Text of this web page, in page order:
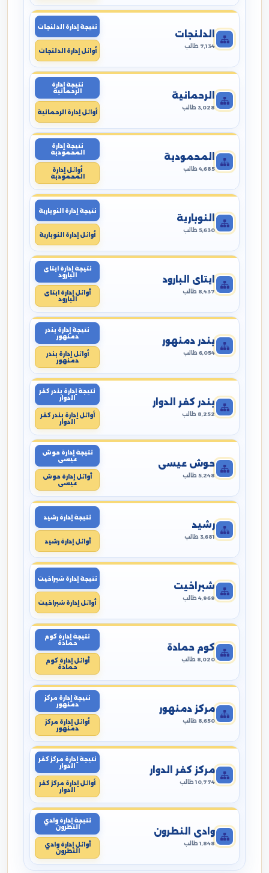
الدلنجات
7,134 طالب
نتيجة إدارة الدلنجات
أوائل إدارة الدلنجات
الرحمانية
3,028 طالب
نتيجة إدارة
الرحمانية
أوائل إدارة الرحمانية
المحمودية
4,685 طالب
نتيجة إدارة
المحمودية
أوائل إدارة
المحمودية
النوبارية
5,630 طالب
نتيجة إدارة النوبارية
أوائل إدارة النوبارية
ايتاى البارود
8,437 طالب
نتيجة إدارة ايتاى
البارود
أوائل إدارة ايتاى
البارود
بندر دمنهور
6,054 طالب
نتيجة إدارة بندر
دمنهور
أوائل إدارة بندر
دمنهور
بندر كفر الدوار
8,252 طالب
نتيجة إدارة بندر كفر
الدوار
أوائل إدارة بندر كفر
الدوار
حوش عيسى
5,248 طالب
نتيجة إدارة حوش
عيسى
أوائل إدارة حوش
عيسى
رشيد
3,681 طالب
نتيجة إدارة رشيد
أوائل إدارة رشيد
شبراخيت
4,969 طالب
نتيجة إدارة شبراخيت
أوائل إدارة شبراخيت
كوم حمادة
8,020 طالب
نتيجة إدارة كوم
حمادة
أوائل إدارة كوم
حمادة
مركز دمنهور
8,650 طالب
نتيجة إدارة مركز
دمنهور
أوائل إدارة مركز
دمنهور
مركز كفر الدوار
10,774 طالب
نتيجة إدارة مركز كفر
الدوار
أوائل إدارة مركز كفر
الدوار
وادي النطرون
1,848 طالب
نتيجة إدارة وادي
النطرون
أوائل إدارة وادي
النطرون